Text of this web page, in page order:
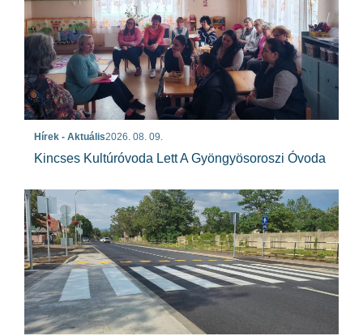
Hírek - Aktuális2026. 08. 09.
Kincses Kultúróvoda Lett A Gyöngyösoroszi Óvoda